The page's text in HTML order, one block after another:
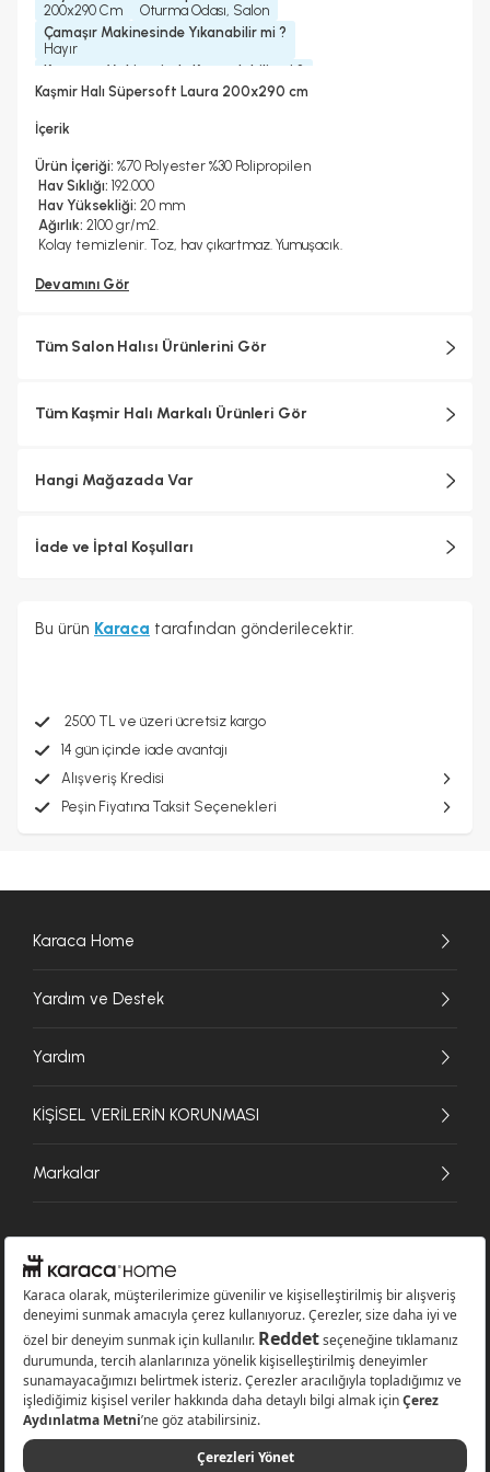
200x290 Cm
Oturma Odası, Salon
Çamaşır Makinesinde Yıkanabilir mi ?
Hayır
Kurutma Makinesinde Kurutulabilir mi ?
Hayır
Hayır
Kaşmir Halı Süpersoft Laura 200x290 cm
İçerik
Ürün İçeriği: %70 Polyester %30 Polipropilen
Hav Sıklığı: 192.000
Hav Yüksekliği: 20 mm
Ağırlık: 2100 gr/m2.
Kolay temizlenir. Toz, hav çıkartmaz. Yumuşacık.
Devamını Gör
Tüm Salon Halısı Ürünlerini Gör
Tüm Kaşmir Halı Markalı Ürünleri Gör
Hangi Mağazada Var
İade ve İptal Koşulları
Bu ürün Karaca tarafından gönderilecektir.
2500 TL ve üzeri ücretsiz kargo
14 gün içinde iade avantajı
Alışveriş Kredisi
Peşin Fiyatına Taksit Seçenekleri
Karaca Home
Yardım ve Destek
Yardım
KİŞİSEL VERİLERİN KORUNMASI
Markalar
© 2026 Karaca Home Collection Tekstil Sanayi ve Ticaret A.Ş. - Tüm hakları
saklıdır.